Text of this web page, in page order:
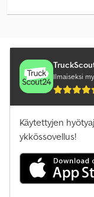
Ilmaiseksi
Käytettyjen
ykkössovellus!